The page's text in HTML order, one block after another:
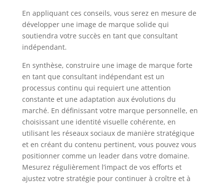
En appliquant ces conseils, vous serez en mesure de
développer une image de marque solide qui
soutiendra votre succès en tant que consultant
indépendant.
En synthèse, construire une image de marque forte
en tant que consultant indépendant est un
processus continu qui requiert une attention
constante et une adaptation aux évolutions du
marché. En définissant votre marque personnelle, en
choisissant une identité visuelle cohérente, en
utilisant les réseaux sociaux de manière stratégique
et en créant du contenu pertinent, vous pouvez vous
positionner comme un leader dans votre domaine.
Mesurez régulièrement l’impact de vos efforts et
ajustez votre stratégie pour continuer à croître et à